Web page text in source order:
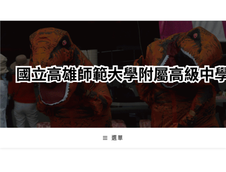
轉
要
內
容
選單